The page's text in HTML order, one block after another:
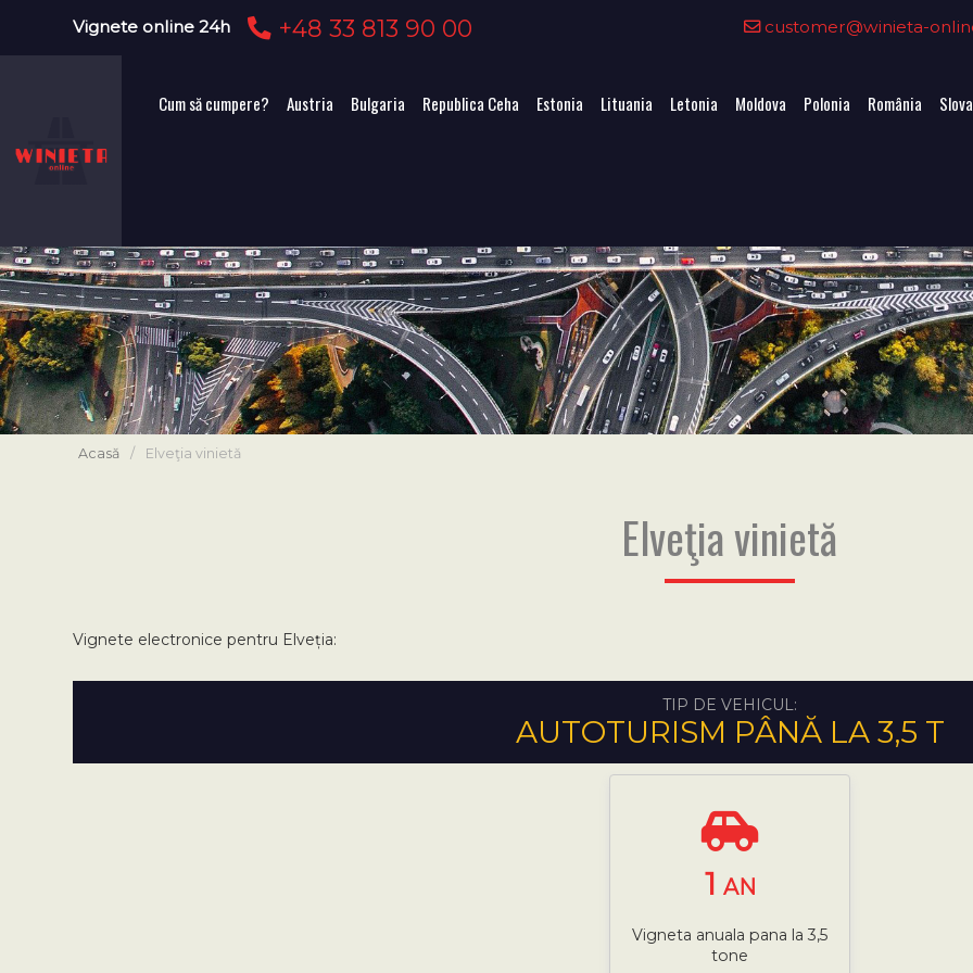
Vignete online 24h +48 33 813 90 00 customer@winieta-
Cum să cumpere? Austria Bulgaria Republica Ceha Estonia Lituania Letonia Moldova Polonia România
Acasă / Elveţia vinietă
Elveţia vinietă
Vignete electronice pentru Elveția:
TIP DE VEHICUL:
AUTOTURISM PÂNĂ LA 3,5 T
1 AN
Vigneta anuala pana la 3,5
tone